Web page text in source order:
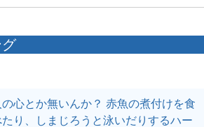
の心とか無いんか？ 赤魚の煮付けを食
たり、しまじろうと泳いだりするハー